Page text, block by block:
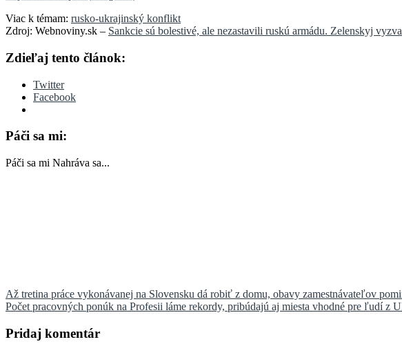
Viac k témam: rusko-ukrajinský konflikt
Zdroj: Webnoviny.sk – Sankcie sú bolestivé, ale nezastavili ruskú armádu. Zelenskyj
Zdieľaj tento článok:
Twitter
Facebook
Páči sa mi:
Páči sa mi Nahráva sa...
Navigácia
v
článku
Až tretina práce vykonávanej na Slovensku dá robiť z domu, obavy zamestnávateľov
Počet pracovných ponúk na Profesii láme rekordy, pribúdajú aj miesta vhodné pre ľudí z
Pridaj komentár